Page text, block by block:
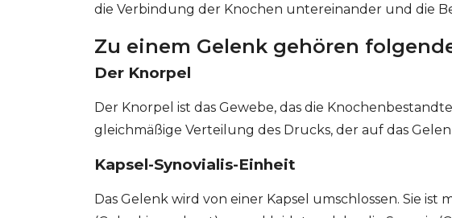
die Verbindung der Knochen untereinander und die
Zu einem Gelenk gehören
Der Knorpel
Der Knorpel ist das Gewebe, das die
gleichmäßige Verteilung des Drucks, der auf das
Kapsel-Synovialis-Einheit
Das Gelenk wird von einer Kapsel umschlossen. Sie ist